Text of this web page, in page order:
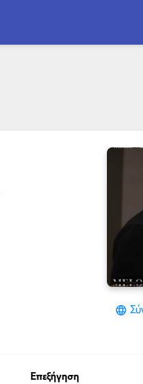
language
Επεξήγηση